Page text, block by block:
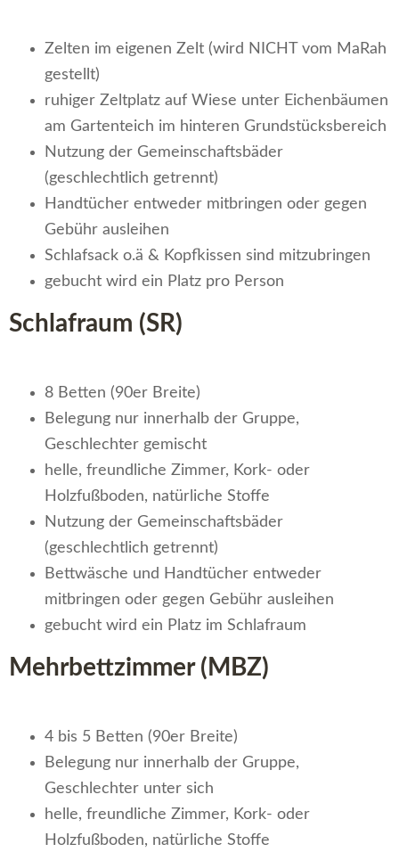
Zelten im eigenen Zelt (wird NICHT vom MaRah
gestellt)
ruhiger Zeltplatz auf Wiese unter Eichenbäumen
am Gartenteich im hinteren Grundstücksbereich
Nutzung der Gemeinschaftsbäder
(geschlechtlich getrennt)
Handtücher entweder mitbringen oder gegen
Gebühr ausleihen
Schlafsack o.ä & Kopfkissen sind mitzubringen
gebucht wird ein Platz pro Person
Schlafraum (SR)
8 Betten (90er Breite)
Belegung nur innerhalb der Gruppe,
Geschlechter gemischt
helle, freundliche Zimmer, Kork- oder
Holzfußboden, natürliche Stoffe
Nutzung der Gemeinschaftsbäder
(geschlechtlich getrennt)
Bettwäsche und Handtücher entweder
mitbringen oder gegen Gebühr ausleihen
gebucht wird ein Platz im Schlafraum
Mehrbettzimmer (MBZ)
4 bis 5 Betten (90er Breite)
Belegung nur innerhalb der Gruppe,
Geschlechter unter sich
helle, freundliche Zimmer, Kork- oder
Holzfußboden, natürliche Stoffe